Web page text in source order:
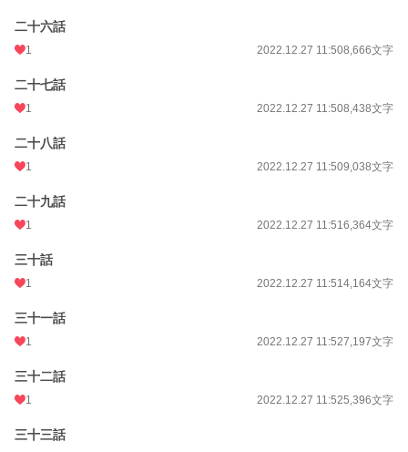
二十六話
1 2022.12.27 11:508,666文字
二十七話
1 2022.12.27 11:508,438文字
二十八話
1 2022.12.27 11:509,038文字
二十九話
1 2022.12.27 11:516,364文字
三十話
1 2022.12.27 11:514,164文字
三十一話
1 2022.12.27 11:527,197文字
三十二話
1 2022.12.27 11:525,396文字
三十三話